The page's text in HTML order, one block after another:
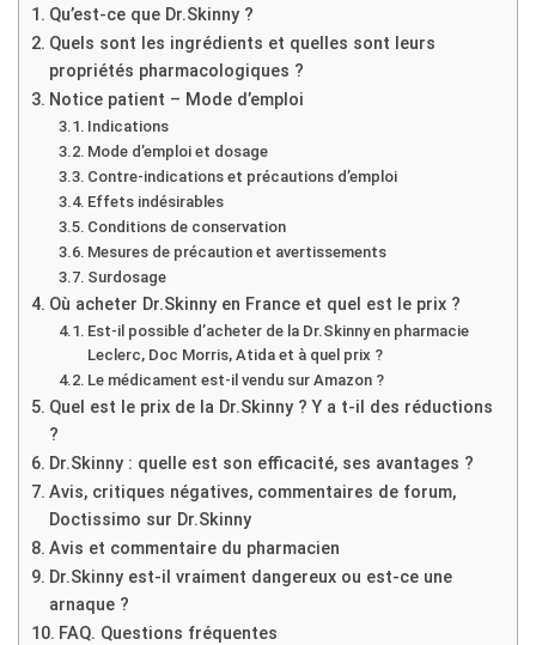
Qu’est-ce que Dr.Skinny ?
Quels sont les ingrédients et quelles sont leurs
propriétés pharmacologiques ?
Notice patient – Mode d’emploi
Indications
Mode d’emploi et dosage
Contre-indications et précautions d’emploi
Effets indésirables
Conditions de conservation
Mesures de précaution et avertissements
Surdosage
Où acheter Dr.Skinny en France et quel est le prix ?
Est-il possible d’acheter de la Dr.Skinny en pharmacie
Leclerc, Doc Morris, Atida et à quel prix ?
Le médicament est-il vendu sur Amazon ?
Quel est le prix de la Dr.Skinny ? Y a t-il des réductions
?
Dr.Skinny : quelle est son efficacité, ses avantages ?
Avis, critiques négatives, commentaires de forum,
Doctissimo sur Dr.Skinny
Avis et commentaire du pharmacien
Dr.Skinny est-il vraiment dangereux ou est-ce une
arnaque ?
FAQ. Questions fréquentes